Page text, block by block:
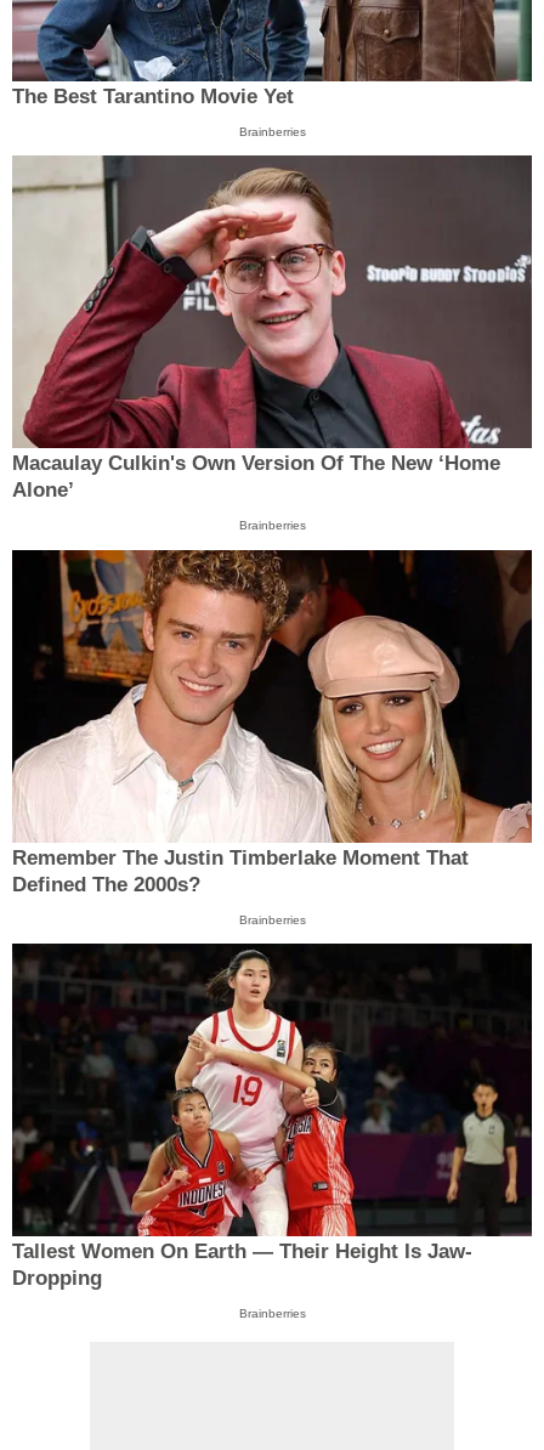
The Best Tarantino Movie Yet
Brainberries
Macaulay Culkin's Own Version Of The New ‘Home
Alone’
Brainberries
Remember The Justin Timberlake Moment That
Defined The 2000s?
Brainberries
Tallest Women On Earth — Their Height Is Jaw-
Dropping
Brainberries